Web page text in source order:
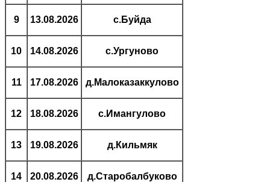
9 13.08.2026 с.Буйда
10 14.08.2026 с.Ургуново
11 17.08.2026 д.Малоказаккулово
12 18.08.2026 с.Имангулово
13 19.08.2026 д.Кильмяк
14 20.08.2026 д.Старобалбуково